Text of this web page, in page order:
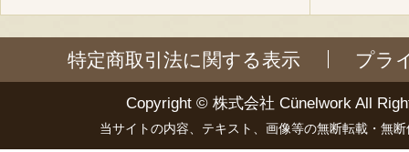
特定商取引法に関する表示 プラ
Copyright © 株式会社 Cünelwork All
当サイトの内容、テキスト、画像等の無断転載・無